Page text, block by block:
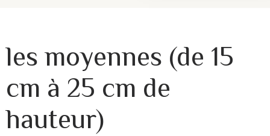
les moyennes (de 15
cm à 25 cm de
hauteur)